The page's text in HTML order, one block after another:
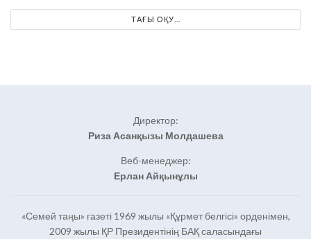
ТАҒЫ ОҚУ...
Директор:
Риза Асанқызы Молдашева
Веб-менеджер:
Ерлан Айқынұлы
«Семей таңы» газеті 1969 жылы «Құрмет белгісі» орденімен,
2009 жылы ҚР Президентінің БАҚ саласындағы